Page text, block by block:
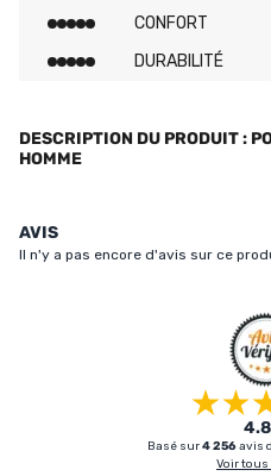
CONFORT
DURABILITÉ
DESCRIPTION DU PRODUIT :
HOMME
AVIS
Il n'y a pas encore d'avis sur ce
Basé sur4 256avis
Voir tous